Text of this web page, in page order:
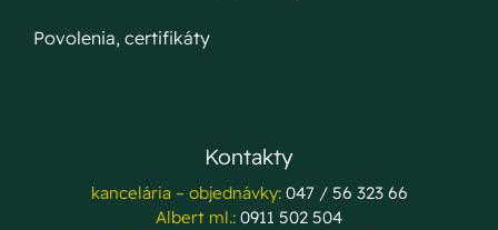
Povolenia, certifikáty
Kontakty
kancelária – objednávky:047 / 56 323 66
Albert ml.: 0911 502 504